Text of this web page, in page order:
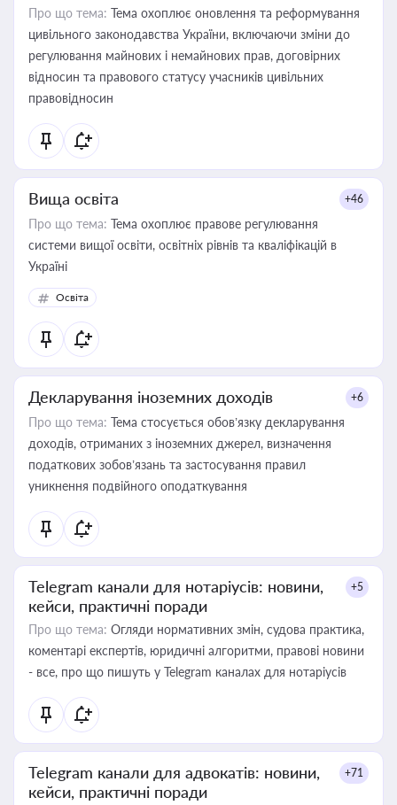
Про що тема: Тема охоплює оновлення та реформування
цивільного законодавства України, включаючи зміни до
регулювання майнових і немайнових прав, договірних
відносин та правового статусу учасників цивільних
правовідносин
Вища освіта +46
Про що тема: Тема охоплює правове регулювання
системи вищої освіти, освітніх рівнів та кваліфікацій в
Україні
Освіта
Декларування іноземних доходів +6
Про що тема: Тема стосується обов’язку декларування
доходів, отриманих з іноземних джерел, визначення
податкових зобов’язань та застосування правил
уникнення подвійного оподаткування
Telegram канали для нотаріусів: новини,
кейси, практичні поради
+5
Про що тема: Огляди нормативних змін, судова практика,
коментарі експертів, юридичні алгоритми, правові новини
- все, про що пишуть у Telegram каналах для нотаріусів
Telegram канали для адвокатів: новини,
кейси, практичні поради
+71